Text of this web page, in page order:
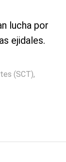
lucha por
ejidales.
(SCT),